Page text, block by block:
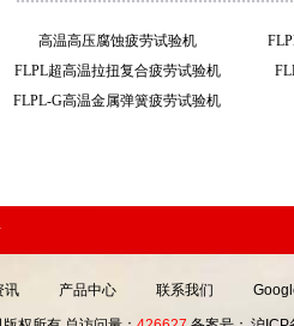
高温高压腐蚀疲劳试验机
FLPL超高温拉扭复合疲劳试验机
FLPL-G高温金属弹簧疲劳试验机
讯 产品中心 联系我们